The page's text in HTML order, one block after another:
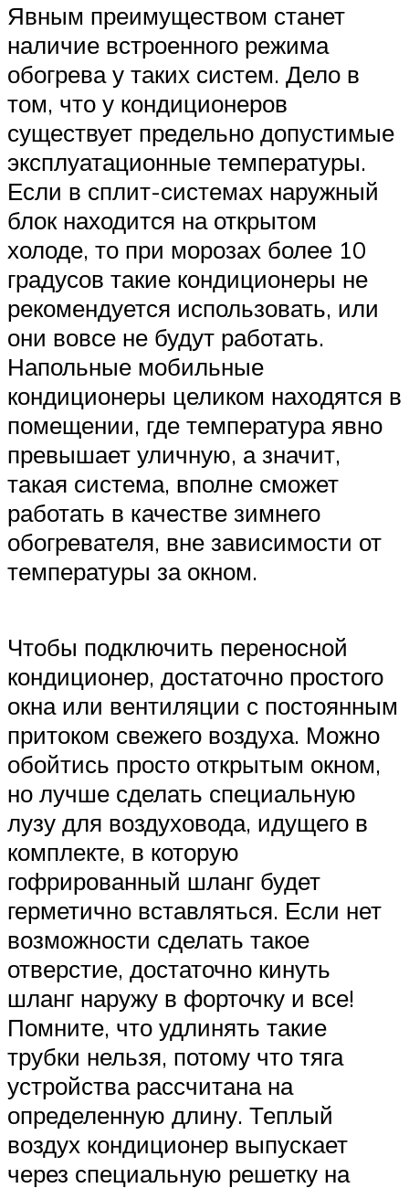
Явным преимуществом станет
наличие встроенного режима
обогрева у таких систем. Дело в
том, что у кондиционеров
существует предельно допустимые
эксплуатационные температуры.
Если в сплит-системах наружный
блок находится на открытом
холоде, то при морозах более 10
градусов такие кондиционеры не
рекомендуется использовать, или
они вовсе не будут работать.
Напольные мобильные
кондиционеры целиком находятся в
помещении, где температура явно
превышает уличную, а значит,
такая система, вполне сможет
работать в качестве зимнего
обогревателя, вне зависимости от
температуры за окном.
Чтобы подключить переносной
кондиционер, достаточно простого
окна или вентиляции с постоянным
притоком свежего воздуха. Можно
обойтись просто открытым окном,
но лучше сделать специальную
лузу для воздуховода, идущего в
комплекте, в которую
гофрированный шланг будет
герметично вставляться. Если нет
возможности сделать такое
отверстие, достаточно кинуть
шланг наружу в форточку и все!
Помните, что удлинять такие
трубки нельзя, потому что тяга
устройства рассчитана на
определенную длину. Теплый
воздух кондиционер выпускает
через специальную решетку на